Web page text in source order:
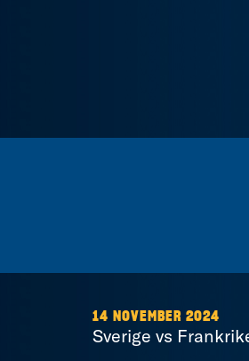
14 NOVEMBER 2024
Sverige vs